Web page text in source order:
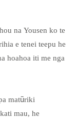
na Yousen ko te
e tenei teepu he
hoahoa iti me nga
matūriki
mau, he